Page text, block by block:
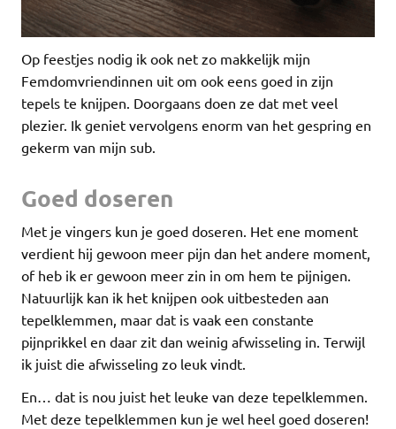
Op feestjes nodig ik ook net zo makkelijk mijn
Femdomvriendinnen uit om ook eens goed in zijn
tepels te knijpen. Doorgaans doen ze dat met veel
plezier. Ik geniet vervolgens enorm van het gespring en
gekerm van mijn sub.
Goed doseren
Met je vingers kun je goed doseren. Het ene moment
verdient hij gewoon meer pijn dan het andere moment,
of heb ik er gewoon meer zin in om hem te pijnigen.
Natuurlijk kan ik het knijpen ook uitbesteden aan
tepelklemmen, maar dat is vaak een constante
pijnprikkel en daar zit dan weinig afwisseling in. Terwijl
ik juist die afwisseling zo leuk vindt.
En… dat is nou juist het leuke van deze tepelklemmen.
Met deze tepelklemmen kun je wel heel goed doseren!